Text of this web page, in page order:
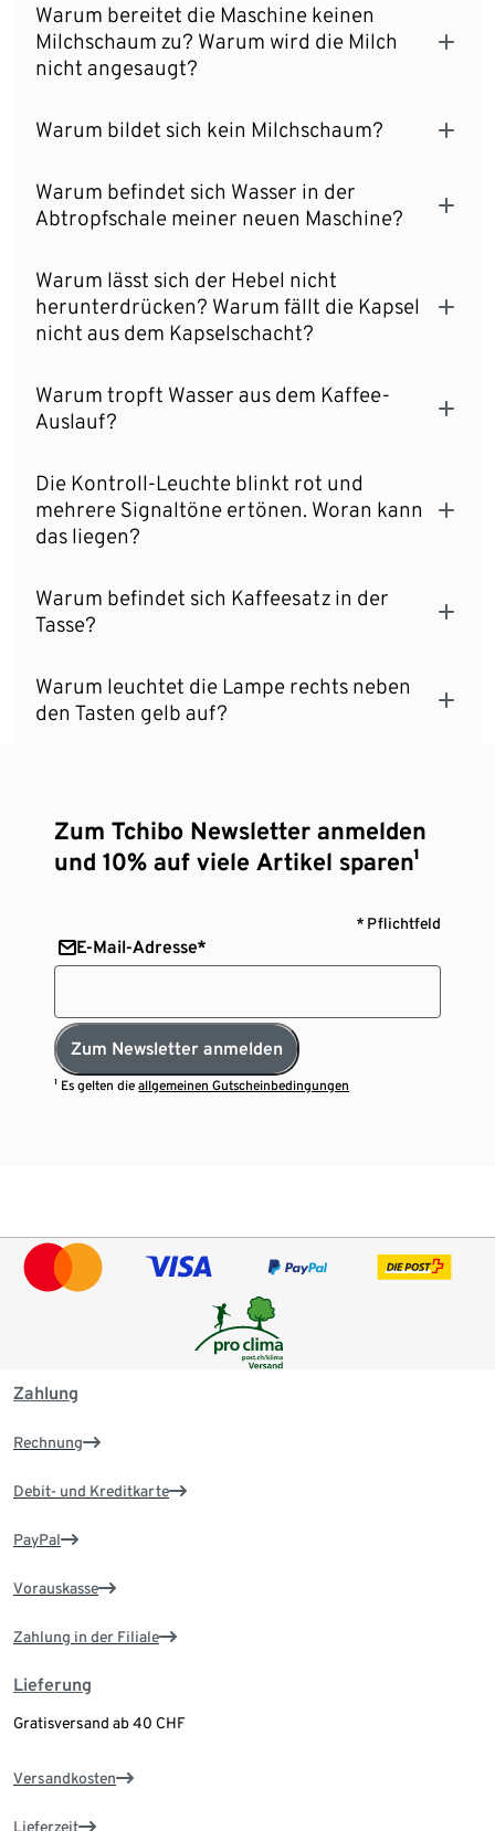
Warum bereitet die Maschine keinen
Milchschaum zu? Warum wird die Milch
nicht angesaugt?
Warum bildet sich kein Milchschaum?
Warum befindet sich Wasser in der
Abtropfschale meiner neuen Maschine?
Warum lässt sich der Hebel nicht
herunterdrücken? Warum fällt die Kapsel
nicht aus dem Kapselschacht?
Warum tropft Wasser aus dem Kaffee-
Auslauf?
Die Kontroll-Leuchte blinkt rot und
mehrere Signaltöne ertönen. Woran kann
das liegen?
Warum befindet sich Kaffeesatz in der
Tasse?
Warum leuchtet die Lampe rechts neben
den Tasten gelb auf?
Zum Tchibo Newsletter anmelden
und 10% auf viele Artikel sparen¹
* Pflichtfeld
E-Mail-Adresse*
Zum Newsletter anmelden
¹ Es gelten dieallgemeinen Gutscheinbedingungen
Zahlung
Rechnung
Debit- und Kreditkarte
PayPal
Vorauskasse
Zahlung in der Filiale
Lieferung
Gratisversand ab 40 CHF
Versandkosten
Lieferzeit